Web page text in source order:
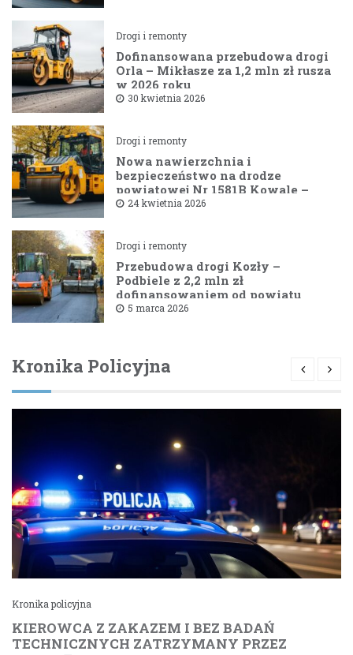
Drogi i remonty
Dofinansowana przebudowa drogi
Orla – Mikłasze za 1,2 mln zł rusza
w 2026 roku
30 kwietnia 2026
Drogi i remonty
Nowa nawierzchnia i
bezpieczeństwo na drodze
powiatowej Nr 1581B Kowale –
Filipy
24 kwietnia 2026
Drogi i remonty
Przebudowa drogi Kozły –
Podbiele z 2,2 mln zł
dofinansowaniem od powiatu
bielskiego
5 marca 2026
Kronika Policyjna
Kronika policyjna
KIEROWCA Z ZAKAZEM I BEZ BADAŃ
TECHNICZNYCH ZATRZYMANY PRZEZ